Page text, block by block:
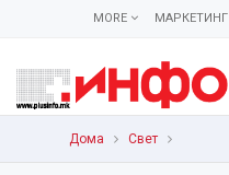
МАРКЕТИНГ
MORE
Дома Свет